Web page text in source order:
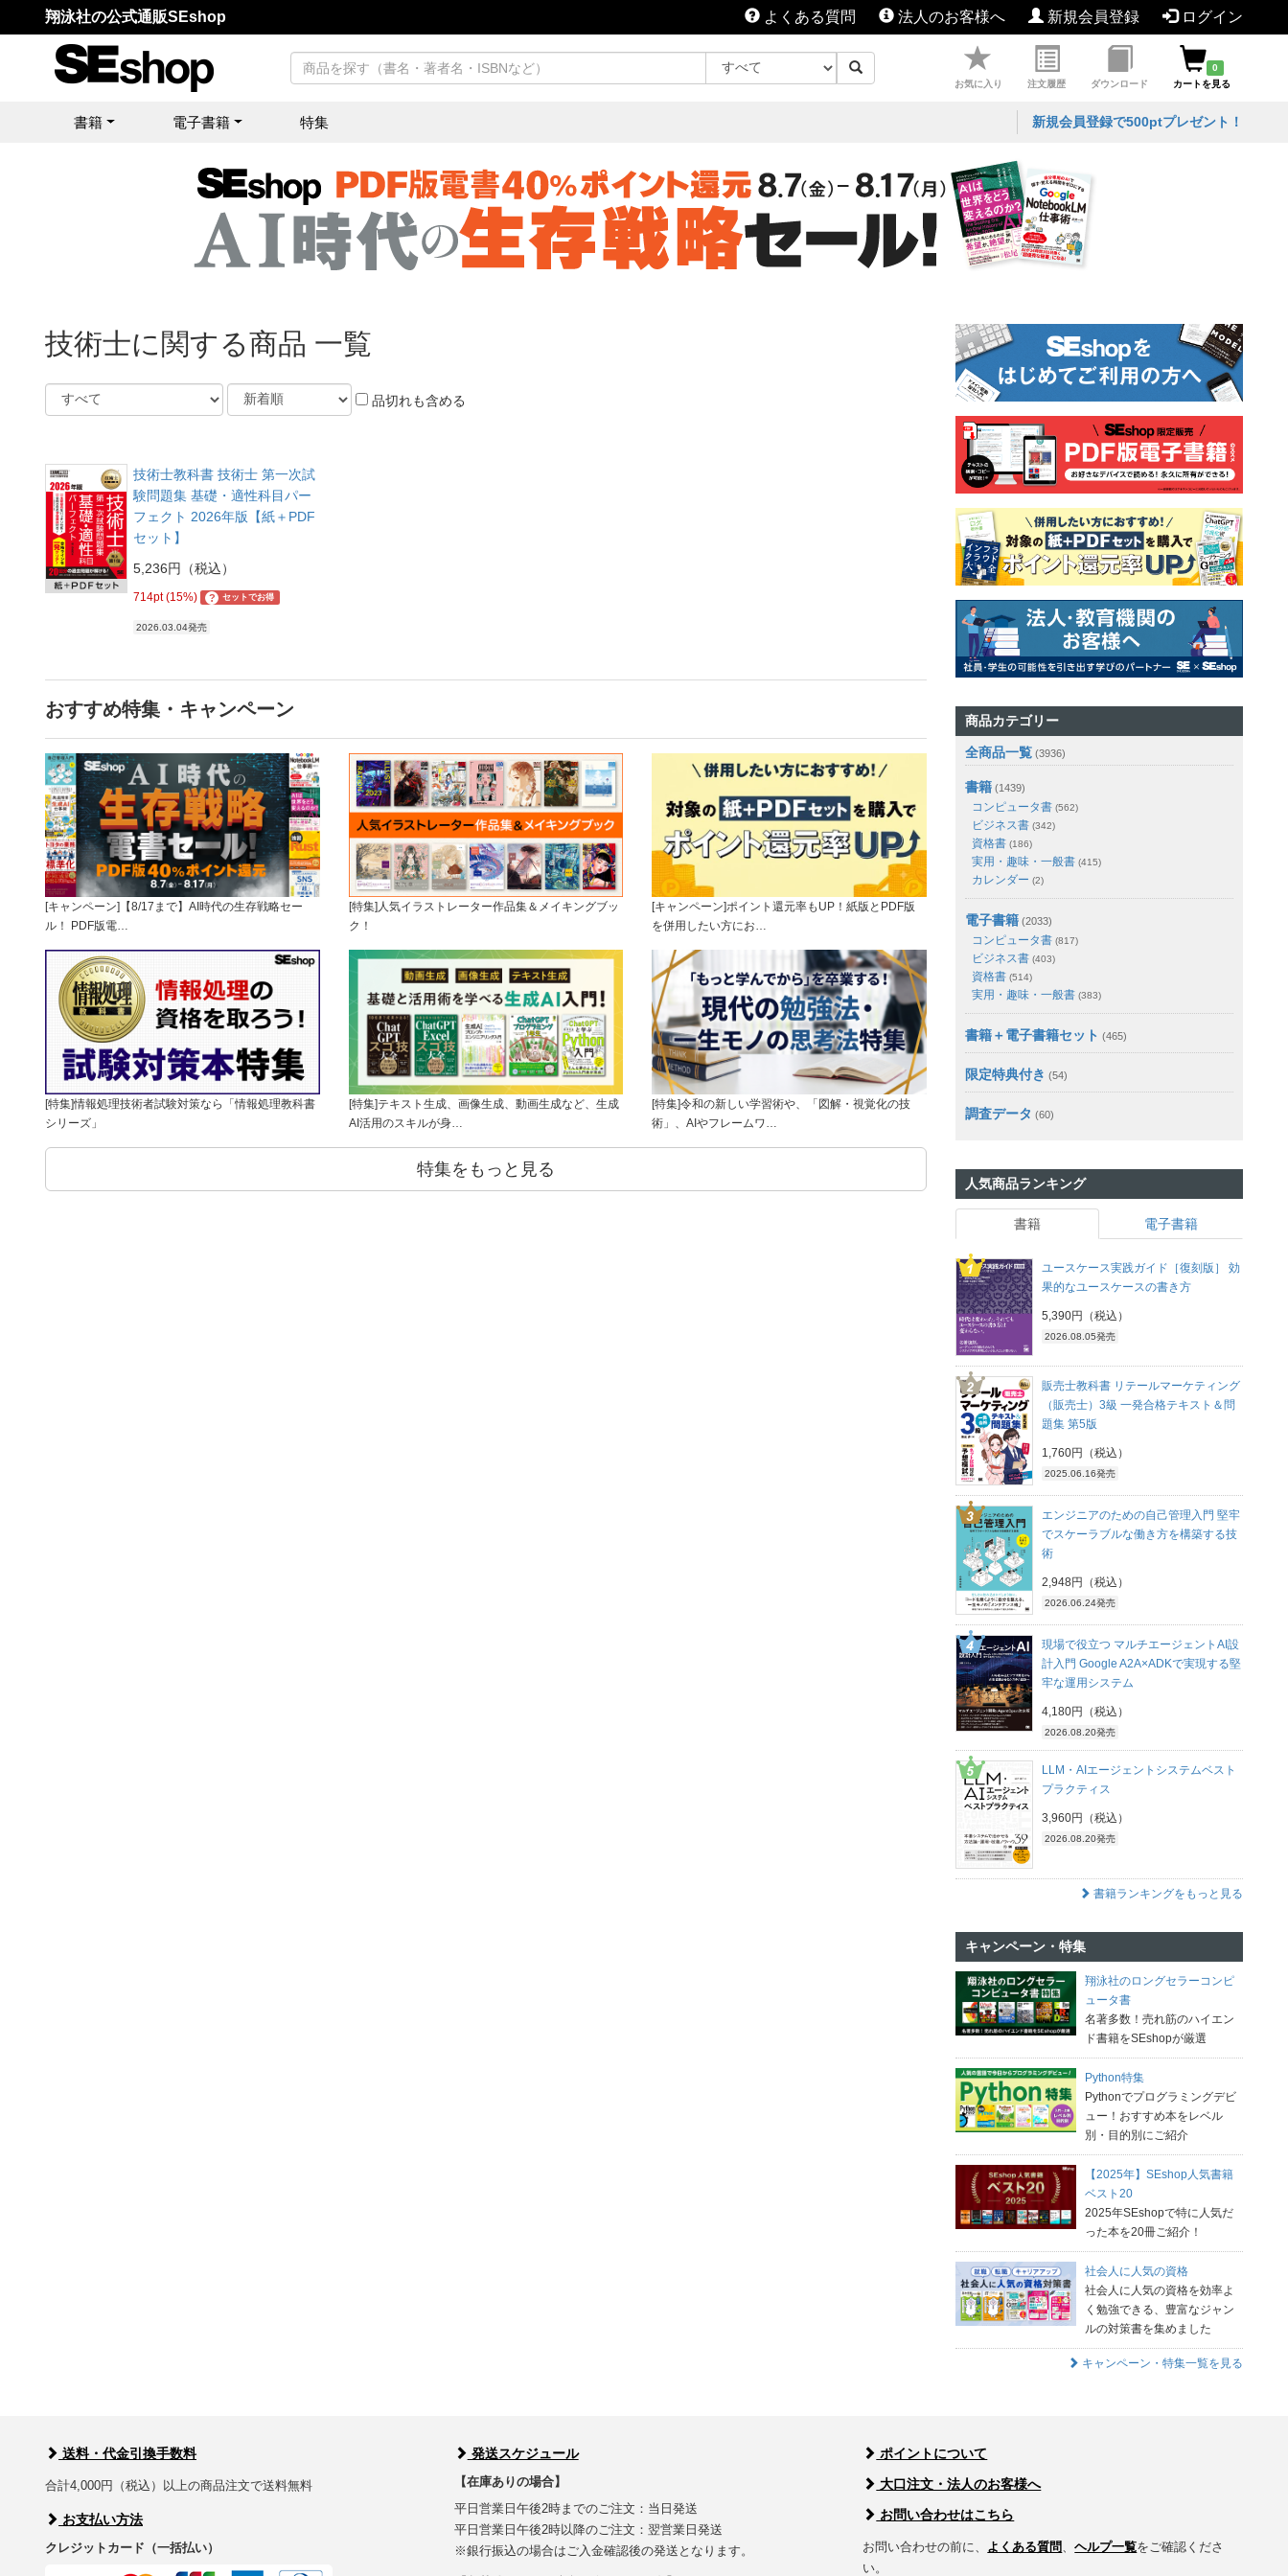
翔泳社の公式通販SEshop よくある質問 法人のお客様へ 新規会員登録 ログイン
お気に入り 注文履歴 ダウンロード
0
カートを見る
書籍 電子書籍 特集 新規会員登録で500ptプレゼント！
技術士に関する商品 一覧
品切れも含める
技術士教科書 技術士 第一次試
験問題集 基礎・適性科目パー
フェクト 2026年版【紙＋PDF
セット】
5,236円（税込）
714pt (15%) ? セットでお得
2026.03.04発売
おすすめ特集・キャンペーン
[キャンペーン]【8/17まで】AI時代の生存戦略セー
ル！ PDF版電…
[特集]人気イラストレーター作品集＆メイキングブッ
ク！
[キャンペーン]ポイント還元率もUP！紙版とPDF版
を併用したい方にお…
[特集]情報処理技術者試験対策なら「情報処理教科書
シリーズ」
[特集]テキスト生成、画像生成、動画生成など、生成
AI活用のスキルが身…
[特集]令和の新しい学習術や、「図解・視覚化の技
術」、AIやフレームワ…
特集をもっと見る
商品カテゴリー
全商品一覧 (3936)
書籍 (1439)
コンピュータ書 (562)
ビジネス書 (342)
資格書 (186)
実用・趣味・一般書 (415)
カレンダー (2)
電子書籍 (2033)
コンピュータ書 (817)
ビジネス書 (403)
資格書 (514)
実用・趣味・一般書 (383)
書籍＋電子書籍セット (465)
限定特典付き (54)
調査データ (60)
人気商品ランキング
書籍 電子書籍
ユースケース実践ガイド［復刻版］ 効
果的なユースケースの書き方
5,390円（税込）
2026.08.05発売
販売士教科書 リテールマーケティング
（販売士）3級 一発合格テキスト＆問
題集 第5版
1,760円（税込）
2025.06.16発売
エンジニアのための自己管理入門 堅牢
でスケーラブルな働き方を構築する技
術
2,948円（税込）
2026.06.24発売
現場で役立つ マルチエージェントAI設
計入門 Google A2A×ADKで実現する堅
牢な運用システム
4,180円（税込）
2026.08.20発売
LLM・AIエージェントシステムベスト
プラクティス
3,960円（税込）
2026.08.20発売
書籍ランキングをもっと見る
キャンペーン・特集
翔泳社のロングセラーコンピ
ュータ書
名著多数！売れ筋のハイエン
ド書籍をSEshopが厳選
Python特集
Pythonでプログラミングデビ
ュー！おすすめ本をレベル
別・目的別にご紹介
【2025年】SEshop人気書籍
ベスト20
2025年SEshopで特に人気だ
った本を20冊ご紹介！
社会人に人気の資格
社会人に人気の資格を効率よ
く勉強できる、豊富なジャン
ルの対策書を集めました
キャンペーン・特集一覧を見る
送料・代金引換手数料
合計4,000円（税込）以上の商品注文で送料無料
お支払い方法
クレジットカード（一括払い）
発送スケジュール
【在庫ありの場合】
平日営業日午後2時までのご注文：当日発送
平日営業日午後2時以降のご注文：翌営業日発送
※銀行振込の場合はご入金確認後の発送となります。
ポイントについて
大口注文・法人のお客様へ
お問い合わせはこちら
お問い合わせの前に、 よくある質問、ヘルプ一覧をご確認くださ
い。